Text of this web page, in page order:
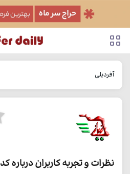
آفردیلی
نظرات و تجربه کاربران درباره